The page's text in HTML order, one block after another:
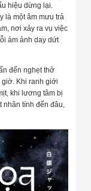
hiệu dừng lại.
là một âm mưu trả
nơi xảy ra vụ việc
ám ảnh day dứt
đến nghẹt thở
giờ. Khi ranh giới
khi lương tâm bị
tính đến đâu,